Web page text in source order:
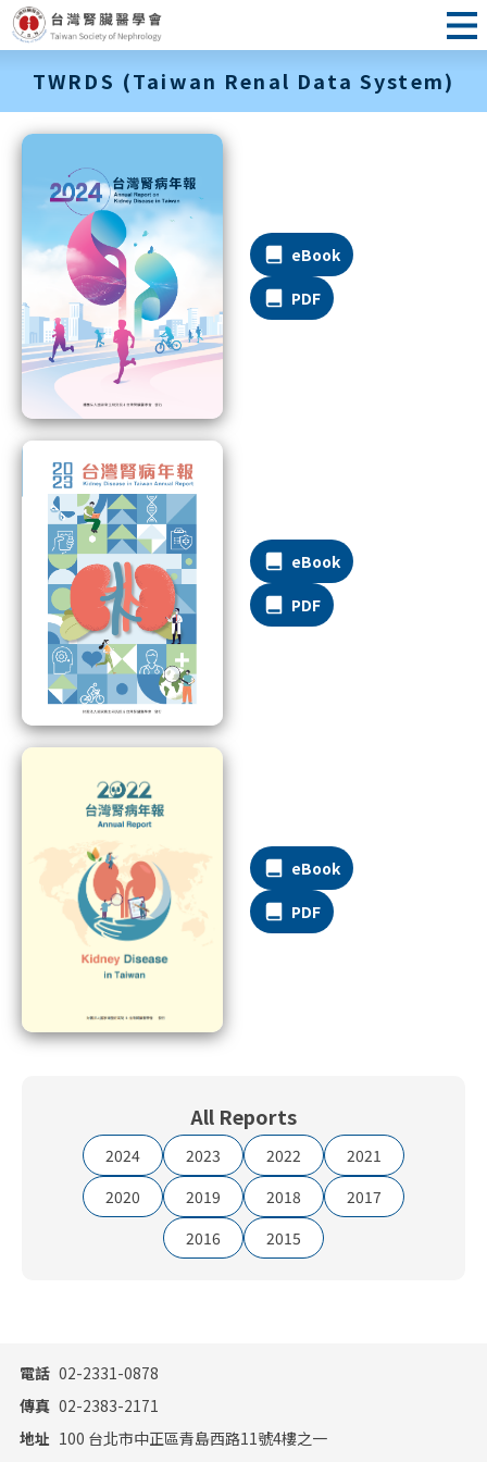
TWRDS (Taiwan Renal Data System)
eBook
PDF
eBook
PDF
eBook
PDF
All Reports
2024 2023 2022
2021
2020
2019 2018
2017
2016
2015
電話 02-2331-0878
傳真 02-2383-2171
地址 100 台北市中正區青島西路11號4樓之一